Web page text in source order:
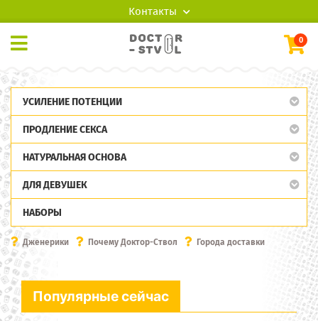
Контакты
0
УСИЛЕНИЕ ПОТЕНЦИИ
ПРОДЛЕНИЕ СЕКСА
НАТУРАЛЬНАЯ ОСНОВА
ДЛЯ ДЕВУШЕК
НАБОРЫ
Дженерики Почему Доктор-Ствол Города доставки
Популярные сейчас